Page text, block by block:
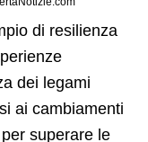
di resilienza
dei legami
ai cambiamenti
superare le